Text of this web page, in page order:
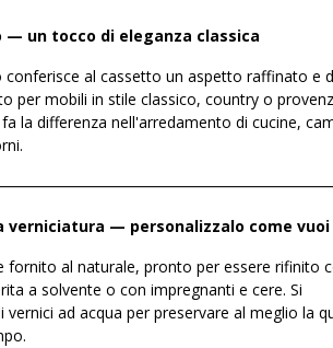
— un tocco di eleganza classica
conferisce al cassetto un aspetto raffinato e
per mobili in stile classico, country o
la differenza nell'arredamento di cucine,
verniciatura — personalizzalo come vuoi
fornito al naturale, pronto per essere rifinito
a solvente o con impregnanti e cere. Si
vernici ad acqua per preservare al meglio la